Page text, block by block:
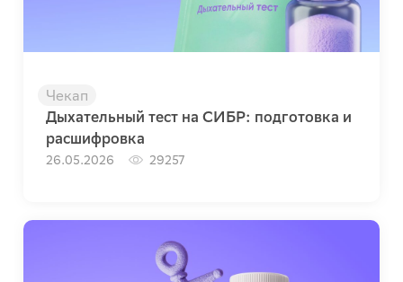
Чекап
Дыхательный тест на СИБР: подготовка и
расшифровка
26.05.2026 29257